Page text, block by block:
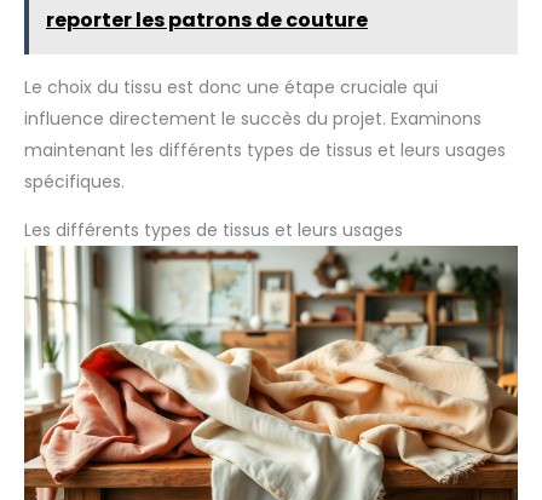
reporter les patrons de couture
Le choix du tissu est donc une étape cruciale qui
influence directement le succès du projet. Examinons
maintenant les différents types de tissus et leurs usages
spécifiques.
Les différents types de tissus et leurs usages